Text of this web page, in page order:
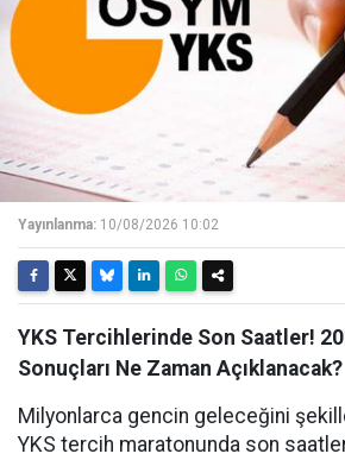
Yayınlanma: 10/08/2026 10:02
YKS Tercihlerinde Son Saatler!
Sonuçları Ne Zaman Açıklanacak?
Milyonlarca gencin geleceğini
YKS tercih maratonunda son